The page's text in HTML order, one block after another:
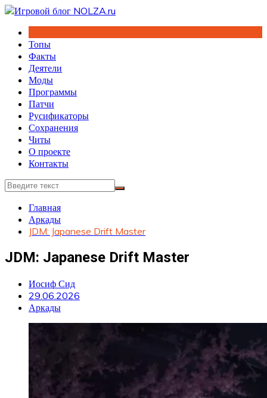
Перейти
содержимому
Топы
Факты
Деятели
Моды
Программы
Патчи
Русификаторы
Сохранения
Читы
О проекте
Контакты
Главная
Аркады
JDM: Japanese Drift Master
JDM: Japanese Drift Master
Иосиф Сид
29.06.2026
Аркады